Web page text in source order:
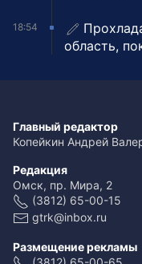
18:54
область,
Главный редактор
Копейкин Андрей
Редакция
Омск, пр. Мира, 2
(3812) 65-00-15
gtrk@inbox.ru
Размещение рекламы